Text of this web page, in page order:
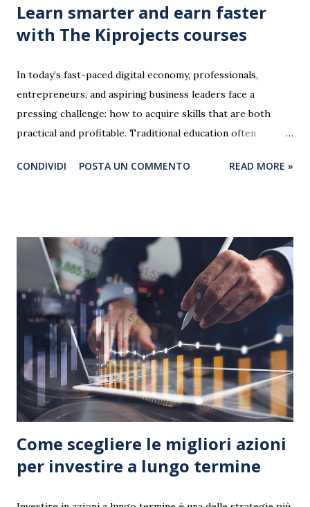
Learn smarter and earn faster
with The Kiprojects courses
In today’s fast-paced digital economy, professionals,
entrepreneurs, and aspiring business leaders face a
pressing challenge: how to acquire skills that are both
practical and profitable. Traditional education often
learners unprepared for immediate success. That’s where
modern business and technology. From AI to investing,
digital marketing to online business, The Kiprojects offers
a suite of courses that equip learners with actionable
knowledge and practical tools. With flexible learning
formats, up-to-date content, and affordable access, it’s no
wonder that thousands of learners worldwide are turning
to The Kiprojects to accelerate their personal and
professional growth. Why Learning Smarter Matters In
the digital age, information is abundant, but time is li...
CONDIVIDI POSTA UN COMMENTO READ MORE »
Come scegliere le migliori azioni
per investire a lungo termine